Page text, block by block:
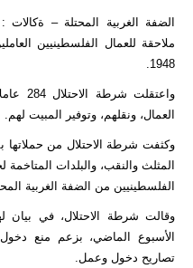
الضفة الغربية المحتلة –
ملاحقة للعمال الفلسطينيين
1948.
العمال، ونقلهم، وتوفير المبيت لهم.
وكثفت شرطة الاحتلال من
المثلث والنقب، والبلدات
الفلسطينيين من الضفة الغربية
وقالت شرطة الاحتلال، في بيان
الأسبوع الماضي، بزعم منع
تصاريح دخول وعمل.